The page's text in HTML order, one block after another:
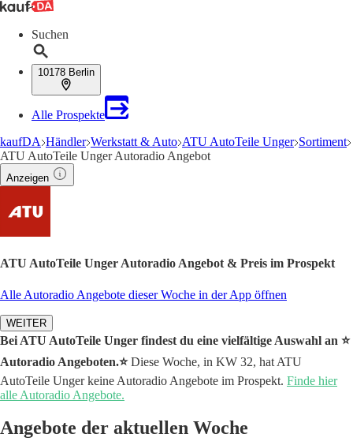
Suchen
10178 Berlin
Alle Prospekte
kaufDA Händler Werkstatt & Auto ATU AutoTeile Unger Sortiment
ATU AutoTeile Unger Autoradio Angebot
Anzeigen
ATU AutoTeile Unger Autoradio Angebot & Preis im Prospekt
Alle Autoradio Angebote dieser Woche in der App öffnen
WEITER
Bei ATU AutoTeile Unger findest du eine vielfältige Auswahl an ⭐️
Autoradio Angeboten.⭐️Diese Woche, in KW 32, hat ATU
AutoTeile Unger keine Autoradio Angebote im Prospekt. Finde hier
alle Autoradio Angebote.
Angebote der aktuellen Woche